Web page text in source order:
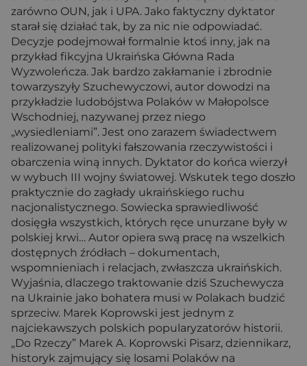
zarówno OUN, jak i UPA. Jako faktyczny dyktator
starał się działać tak, by za nic nie odpowiadać.
Decyzje podejmował formalnie ktoś inny, jak na
przykład fikcyjna Ukraińska Główna Rada
Wyzwoleńcza. Jak bardzo zakłamanie i zbrodnie
towarzyszyły Szuchewyczowi, autor dowodzi na
przykładzie ludobójstwa Polaków w Małopolsce
Wschodniej, nazywanej przez niego
„wysiedleniami”. Jest ono zarazem świadectwem
realizowanej polityki fałszowania rzeczywistości i
obarczenia winą innych. Dyktator do końca wierzył
w wybuch III wojny światowej. Wskutek tego doszło
praktycznie do zagłady ukraińskiego ruchu
nacjonalistycznego. Sowiecka sprawiedliwość
dosięgła wszystkich, których ręce unurzane były w
polskiej krwi… Autor opiera swą pracę na wszelkich
dostępnych źródłach – dokumentach,
wspomnieniach i relacjach, zwłaszcza ukraińskich.
Wyjaśnia, dlaczego traktowanie dziś Szuchewycza
na Ukrainie jako bohatera musi w Polakach budzić
sprzeciw. Marek Koprowski jest jednym z
najciekawszych polskich popularyzatorów historii.
„Do Rzeczy” Marek A. Koprowski Pisarz, dziennikarz,
historyk zajmujący się losami Polaków na